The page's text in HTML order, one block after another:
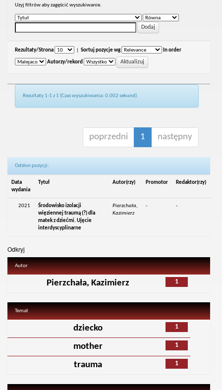
Uzyj filtrów aby zagęścić wyszukiwanie.
Rezultaty/Strona Sortuj pozycje wg In order
Autorzy/rekord
Rezultaty 1-1 z 1 (Czas wyszukiwania: 0.002 sekund).
poprzedni 1 następny
Odsłon pozycji:
Data
wydania
Tytuł Autor(rzy) Promotor Redaktor(rzy)
2021
Środowisko izolacji
więziennej traumą (?) dla
matek z dziećmi. Ujęcie
interdyscyplinarne
Pierzchała,
Kazimierz
- -
Odkryj
Autor
1
Pierzchała, Kazimierz
Temat
1
dziecko
1
mother
1
trauma